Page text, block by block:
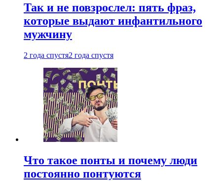
Так и не повзрослел: пять фраз,
которые выдают инфантильного
мужчину
2 года спустя2 года спустя
Что такое понты и почему люди
постоянно понтуются